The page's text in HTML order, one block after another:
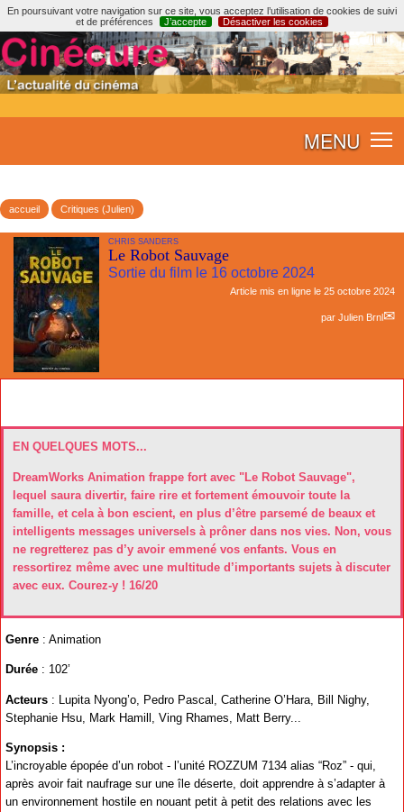
En poursuivant votre navigation sur ce site, vous acceptez l’utilisation de cookies de suivi
et de préférences
J’accepte Désactiver les cookies
MENU
accueil Critiques (Julien)
CHRIS SANDERS
Le Robot Sauvage
Sortie du film le 16 octobre 2024
Article mis en ligne le 25 octobre 2024
par Julien Brnl
EN QUELQUES MOTS...
DreamWorks Animation frappe fort avec "Le Robot Sauvage",
lequel saura divertir, faire rire et fortement émouvoir toute la
famille, et cela à bon escient, en plus d’être parsemé de beaux et
intelligents messages universels à prôner dans nos vies. Non, vous
ne regretterez pas d’y avoir emmené vos enfants. Vous en
ressortirez même avec une multitude d’importants sujets à discuter
avec eux. Courez-y ! 16/20
Genre : Animation
Durée : 102’
Acteurs : Lupita Nyong’o, Pedro Pascal, Catherine O’Hara, Bill Nighy,
Stephanie Hsu, Mark Hamill, Ving Rhames, Matt Berry...
Synopsis :
L’incroyable épopée d’un robot - l’unité ROZZUM 7134 alias “Roz” - qui,
après avoir fait naufrage sur une île déserte, doit apprendre à s’adapter à
un environnement hostile en nouant petit à petit des relations avec les